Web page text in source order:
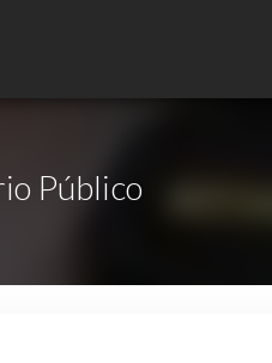
Público